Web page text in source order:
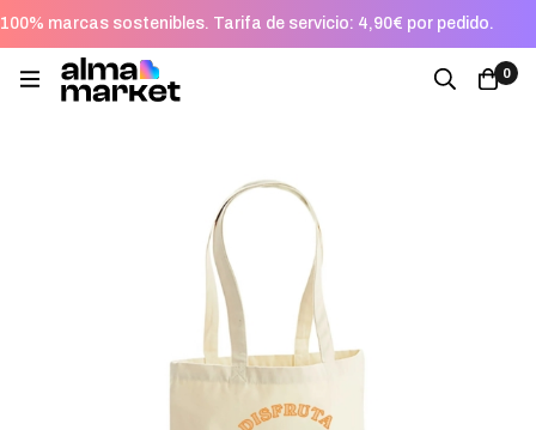
100% marcas sostenibles. Tarifa de servicio: 4,90€ por pedido.
0